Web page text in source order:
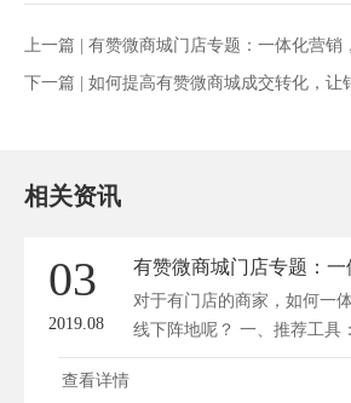
上一篇 | 有赞微商城门店专题：一体化营销
下一篇 | 如何提高有赞微商城成交转化，让
相关资讯
03
2019.08
对于有门店的商家，如何一
线下阵地呢？ 一、推荐工具
上拼...
查看详情